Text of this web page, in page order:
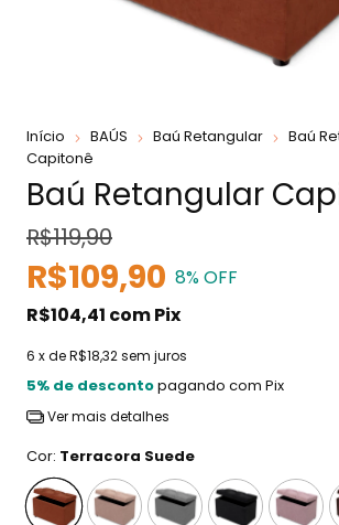
Início BAÚS Baú Retangular
Baú
Capitonê
Baú Retangular
R$119,90
R$109,90 8% OFF
R$104,41 comPix
6 x deR$18,32sem juros
5% de descontopagando com Pix
Ver mais detalhes
Cor: Terracora Suede